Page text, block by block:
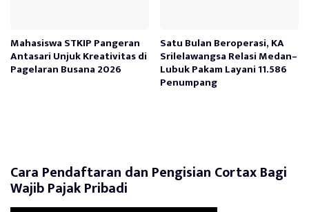
Mahasiswa STKIP Pangeran
Antasari Unjuk Kreativitas di
Pagelaran Busana 2026
Satu Bulan Beroperasi, KA
Srilelawangsa Relasi Medan–
Lubuk Pakam Layani 11.586
Penumpang
Cara Pendaftaran dan Pengisian Cortax Bagi
Wajib Pajak Pribadi